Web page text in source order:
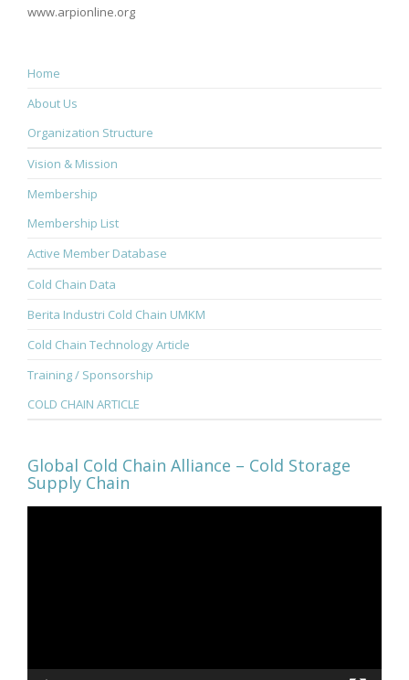
www.arpionline.org
Home
About Us
Organization Structure
Vision & Mission
Membership
Membership List
Active Member Database
Cold Chain Data
Berita Industri Cold Chain UMKM
Cold Chain Technology Article
Training / Sponsorship
COLD CHAIN ARTICLE
Global Cold Chain Alliance – Cold Storage
Supply Chain